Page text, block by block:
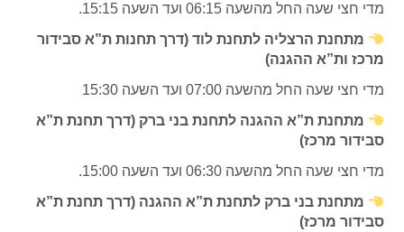
מדי חצי שעה החל מהשעה 06:15 ועד השעה 15:15.
מתחנת הרצליה לתחנת לוד (דרך תחנות ת”א סבידור
מרכז ות”א ההגנה)
מדי חצי שעה החל מהשעה 07:00 ועד השעה 15:30
מתחנת ת”א ההגנה לתחנת בני ברק (דרך תחנת ת”א
סבידור מרכז)
מדי חצי שעה החל מהשעה 06:30 ועד השעה 15:00.
מתחנת בני ברק לתחנת ת”א ההגנה (דרך תחנת ת”א
סבידור מרכז)